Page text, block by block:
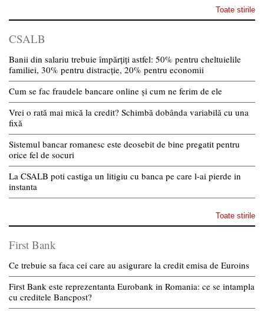
Toate stirile
CSALB
Banii din salariu trebuie împărțiți astfel: 50% pentru cheltuielile
familiei, 30% pentru distracție, 20% pentru economii
Cum se fac fraudele bancare online și cum ne ferim de ele
Vrei o rată mai mică la credit? Schimbă dobânda variabilă cu una
fixă
Sistemul bancar romanesc este deosebit de bine pregatit pentru
orice fel de socuri
La CSALB poti castiga un litigiu cu banca pe care l-ai pierde in
instanta
Toate stirile
First Bank
Ce trebuie sa faca cei care au asigurare la credit emisa de Euroins
First Bank este reprezentanta Eurobank in Romania: ce se intampla
cu creditele Bancpost?